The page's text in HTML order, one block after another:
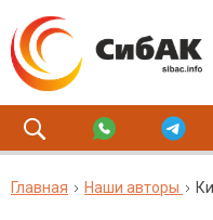
Главная Наши авторы